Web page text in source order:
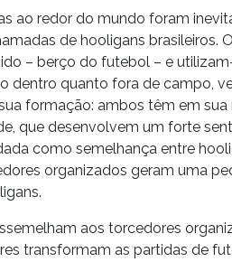
ao redor do mundo foram
de hooligans brasileiros.
– berço do futebol – e
dentro quanto fora de campo,
formação: ambos têm em sua
que desenvolvem um forte
como semelhança entre
organizados geram uma
aos torcedores
transformam as partidas de